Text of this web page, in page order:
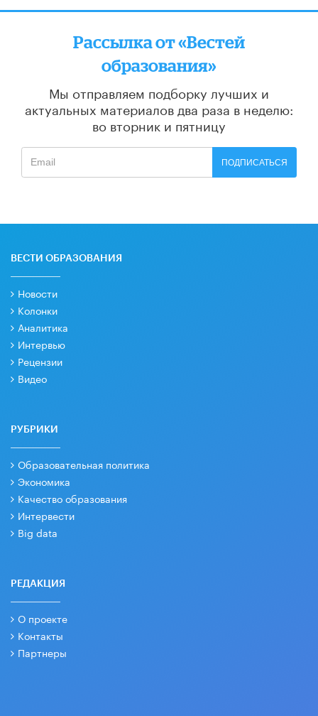
Рассылка от «Вестей
образования»
Мы отправляем подборку лучших и
актуальных материалов два раза в неделю:
во вторник и пятницу
ПОДПИСАТЬСЯ
ВЕСТИ ОБРАЗОВАНИЯ
Новости
Колонки
Аналитика
Интервью
Рецензии
Видео
РУБРИКИ
Образовательная политика
Экономика
Качество образования
Интервести
Big data
РЕДАКЦИЯ
О проекте
Контакты
Партнеры